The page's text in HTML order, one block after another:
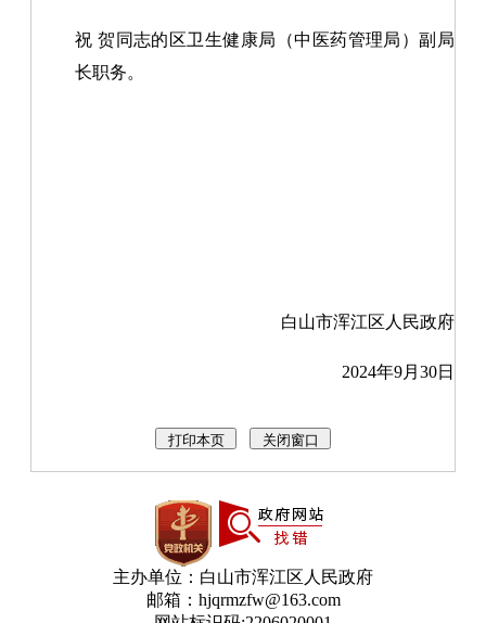
祝 贺同志的区卫生健康局（中医药管理局）副局
长职务。
白山市浑江区人民政府
2024年9月30日